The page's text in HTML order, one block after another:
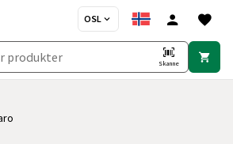
OSL
Skanne